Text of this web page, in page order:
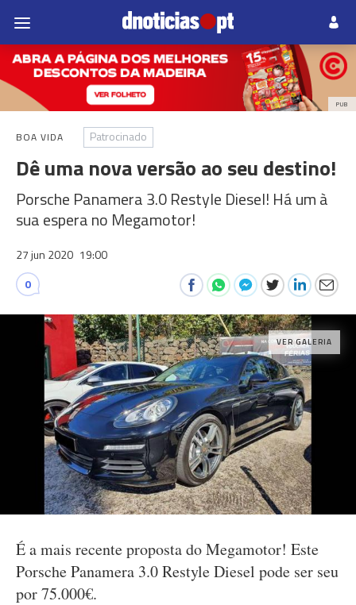
PUB
BOA VIDA Patrocinado
Dê uma nova versão ao seu destino!
Porsche Panamera 3.0 Restyle Diesel! Há um à
sua espera no Megamotor!
27 jun 2020 19:00
0
VER GALERIA
É a mais recente proposta do Megamotor! Este
Porsche Panamera 3.0 Restyle Diesel pode ser seu
por 75.000€.